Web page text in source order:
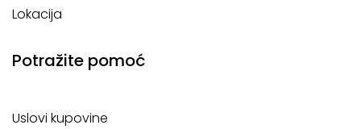
Lokacija
Potražite pomoć
Uslovi kupovine